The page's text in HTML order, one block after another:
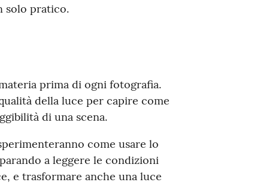
solo pratico.
prima di ogni fotografia.
della luce per capire come
di una scena.
come usare lo
a leggere le condizioni
e trasformare anche una luce